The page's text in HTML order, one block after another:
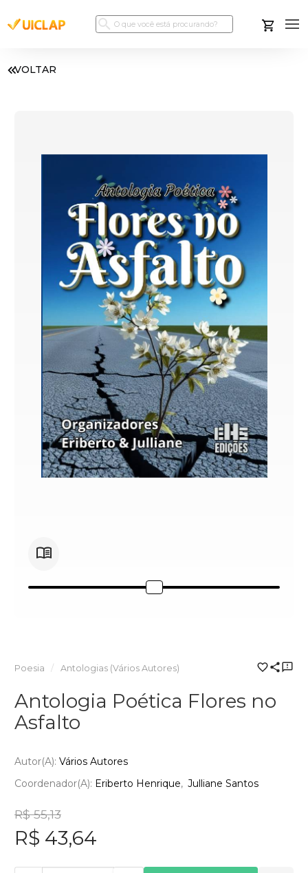
VOLTAR
Poesia Antologias (Vários Autores)
Antologia Poética Flores no
Asfalto
Autor(a): Vários Autores
Coordenador(a): Eriberto Henrique Julliane Santos
R$ 55,13
R$ 43,64